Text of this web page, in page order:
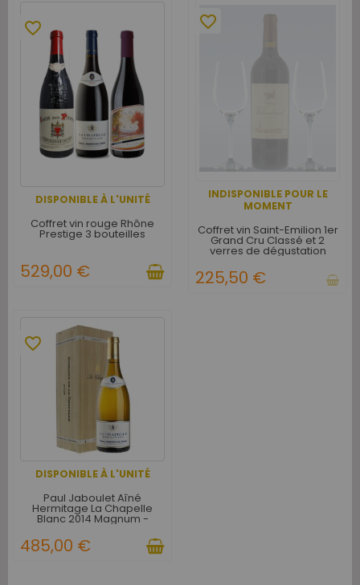
DISPONIBLE À L'UNITÉ
favorite_border
Coffret vin rouge Rhône
Prestige 3 bouteilles
529,00 €
INDISPONIBLE POUR LE
MOMENT
favorite_border
Coffret vin Saint-Emilion 1er
Grand Cru Classé et 2
verres de dégustation
225,50 €
DISPONIBLE À L'UNITÉ
favorite_border
Paul Jaboulet Aîné
Hermitage La Chapelle
Blanc 2014 Magnum -
Caisse bois
485,00 €